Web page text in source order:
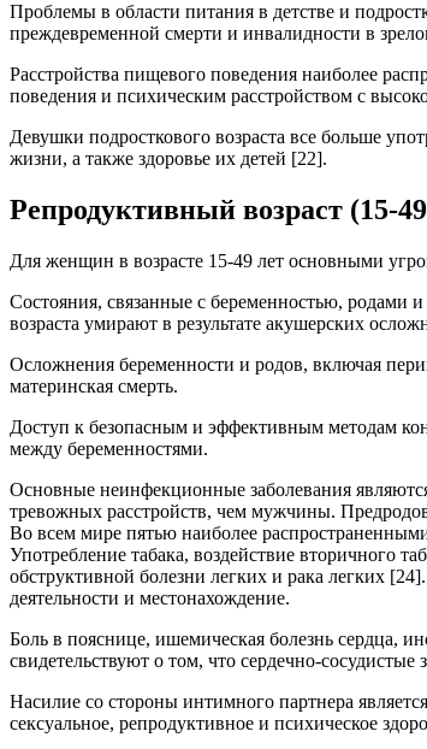
Проблемы в области питания в детстве и
преждевременной смерти и инвалидности в
Расстройства пищевого поведения наиболее
поведения и психическим расстройством с
Девушки подросткового возраста все больше
жизни, а также здоровье их детей [22].
Репродуктивный возраст (15-
Для женщин в возрасте 15-49 лет основными
Состояния, связанные с беременностью, родами
возраста умирают в результате акушерских
Осложнения беременности и родов, включая
материнская смерть.
Доступ к безопасным и эффективным методам
между беременностями.
Основные неинфекционные заболевания
тревожных расстройств, чем мужчины.
Во всем мире пятью наиболее
Употребление табака, воздействие вторичного
обструктивной болезни легких и рака легких
деятельности и местонахождение.
Боль в пояснице, ишемическая болезнь сердца,
свидетельствуют о том, что сердечно-
Насилие со стороны интимного партнера
сексуальное, репродуктивное и психическое